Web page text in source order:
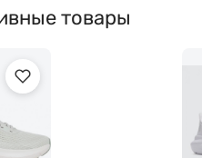
товары